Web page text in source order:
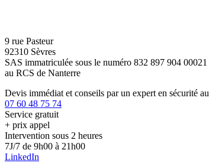
9 rue Pasteur
92310 Sèvres
SAS immatriculée sous le numéro 832 897 904 00021
au RCS de Nanterre
Devis immédiat et conseils par un expert en sécurité au
07 60 48 75 74
Service gratuit
+ prix appel
Intervention sous 2 heures
7J/7 de 9h00 à 21h00
LinkedIn